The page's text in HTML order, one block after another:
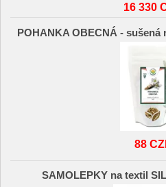
16 330
POHANKA OBECNÁ -
88
SAMOLEPKY na textil